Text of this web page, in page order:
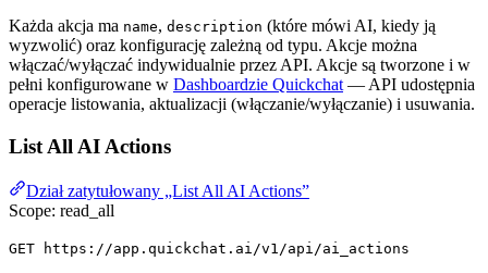
Każda akcja ma name, description (które mówi AI, kiedy ją
wyzwolić) oraz konfigurację zależną od typu. Akcje można
włączać/wyłączać indywidualnie przez API. Akcje są tworzone i w
pełni konfigurowane w Dashboardzie Quickchat — API udostępnia
operacje listowania, aktualizacji (włączanie/wyłączanie) i usuwania.
List All AI Actions
Dział zatytułowany „List All AI Actions”
Scope: read_all
GET https://app.quickchat.ai/v1/api/ai_actions